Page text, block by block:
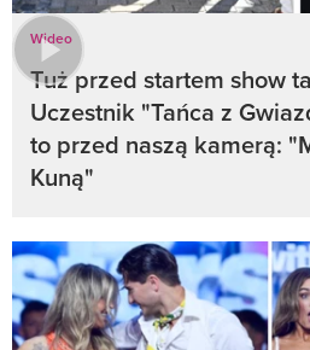
Wideo
Tuż przed startem show
Uczestnik "Tańca z
to przed naszą kamerą:
Kuną"